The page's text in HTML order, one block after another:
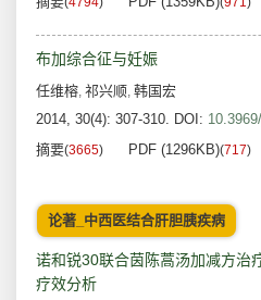
布加综合征与妊娠
任维榕, 祁兴顺, 韩国宏
2014, 30(4): 307-310. DOI:
摘要(3665) PDF (1296KB)(717)
论著_中西医结合肝胆胰疾病
诺和锐30联合茵陈蒿汤加减方治
疗效分析